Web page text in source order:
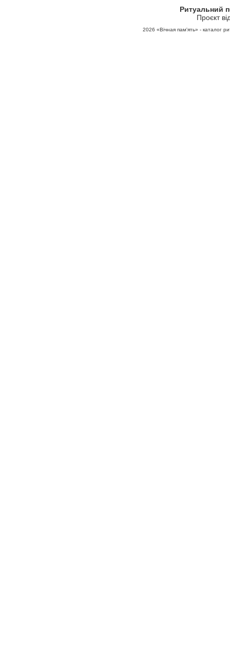
Ритуальний
Проєкт
2026 «Вічная пам'ять» - каталог